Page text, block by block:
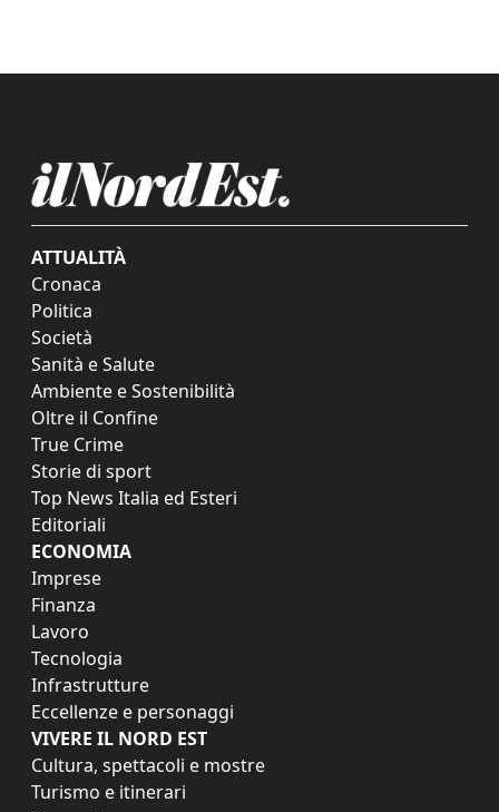
ATTUALITÀ
Cronaca
Politica
Società
Sanità e Salute
Ambiente e Sostenibilità
Oltre il Confine
True Crime
Storie di sport
Top News Italia ed Esteri
Editoriali
ECONOMIA
Imprese
Finanza
Lavoro
Tecnologia
Infrastrutture
Eccellenze e personaggi
VIVERE IL NORD EST
Cultura, spettacoli e mostre
Turismo e itinerari